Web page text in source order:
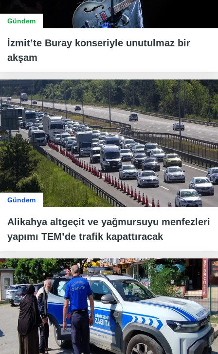
Gündem
İzmit’te Buray konseriyle unutulmaz bir
akşam
Gündem
Alikahya altgeçit ve yağmursuyu menfezleri
yapımı TEM’de trafik kapattıracak